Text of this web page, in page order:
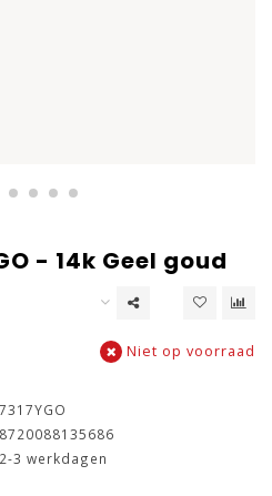
- 14k Geel goud
Niet op voorraad
7317YGO
8720088135686
2-3 werkdagen